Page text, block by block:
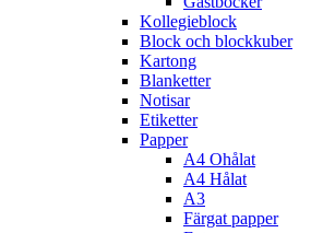
Kollegieblock
Block och blockkuber
Kartong
Blanketter
Notisar
Etiketter
Papper
A4 Ohålat
A4 Hålat
A3
Färgat papper